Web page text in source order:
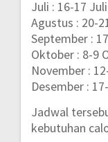
Juli : 16-17
Agustus : 20-
September :
Oktober : 8-9
November :
Desember :
Jadwal
kebutuhan